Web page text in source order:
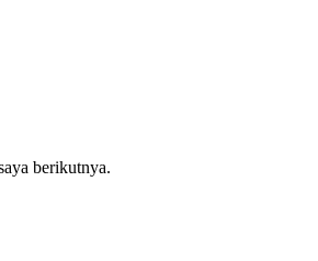
berikutnya.